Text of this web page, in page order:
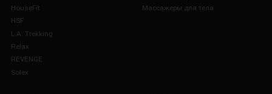
HouseFit
HSF
L.A. Trekking
Relax
REVENGE
Solex
Массажеры для тела